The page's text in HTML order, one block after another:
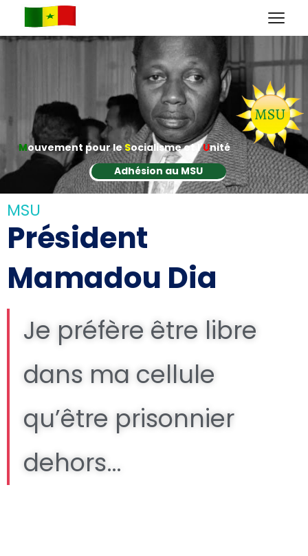
Mouvement pour leSocialisme et l'Unité
Adhésion au MSU
MSU
Président
Mamadou Dia
Je préfère être libre
dans ma cellule
qu’être prisonnier
dehors…